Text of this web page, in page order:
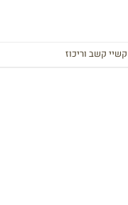
קשיי קשב וריכוז